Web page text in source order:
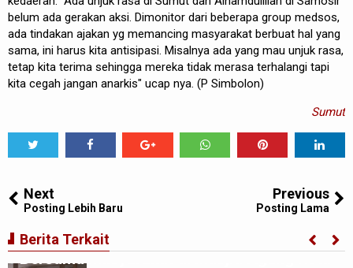
belum ada gerakan aksi. Dimonitor dari beberapa group medsos,
ada tindakan ajakan yg memancing masyarakat berbuat hal yang
sama, ini harus kita antisipasi. Misalnya ada yang mau unjuk rasa,
tetap kita terima sehingga mereka tidak merasa terhalangi tapi
kita cegah jangan anarkis" ucap nya. (P Simbolon)
Sumut
Next
Posting Lebih Baru
Previous
Posting Lama
Berita Terkait
Kapolres Binjai ajak PJU Safari Salat Jumat
Bersama Masyarakat di Masjid Agung Kota